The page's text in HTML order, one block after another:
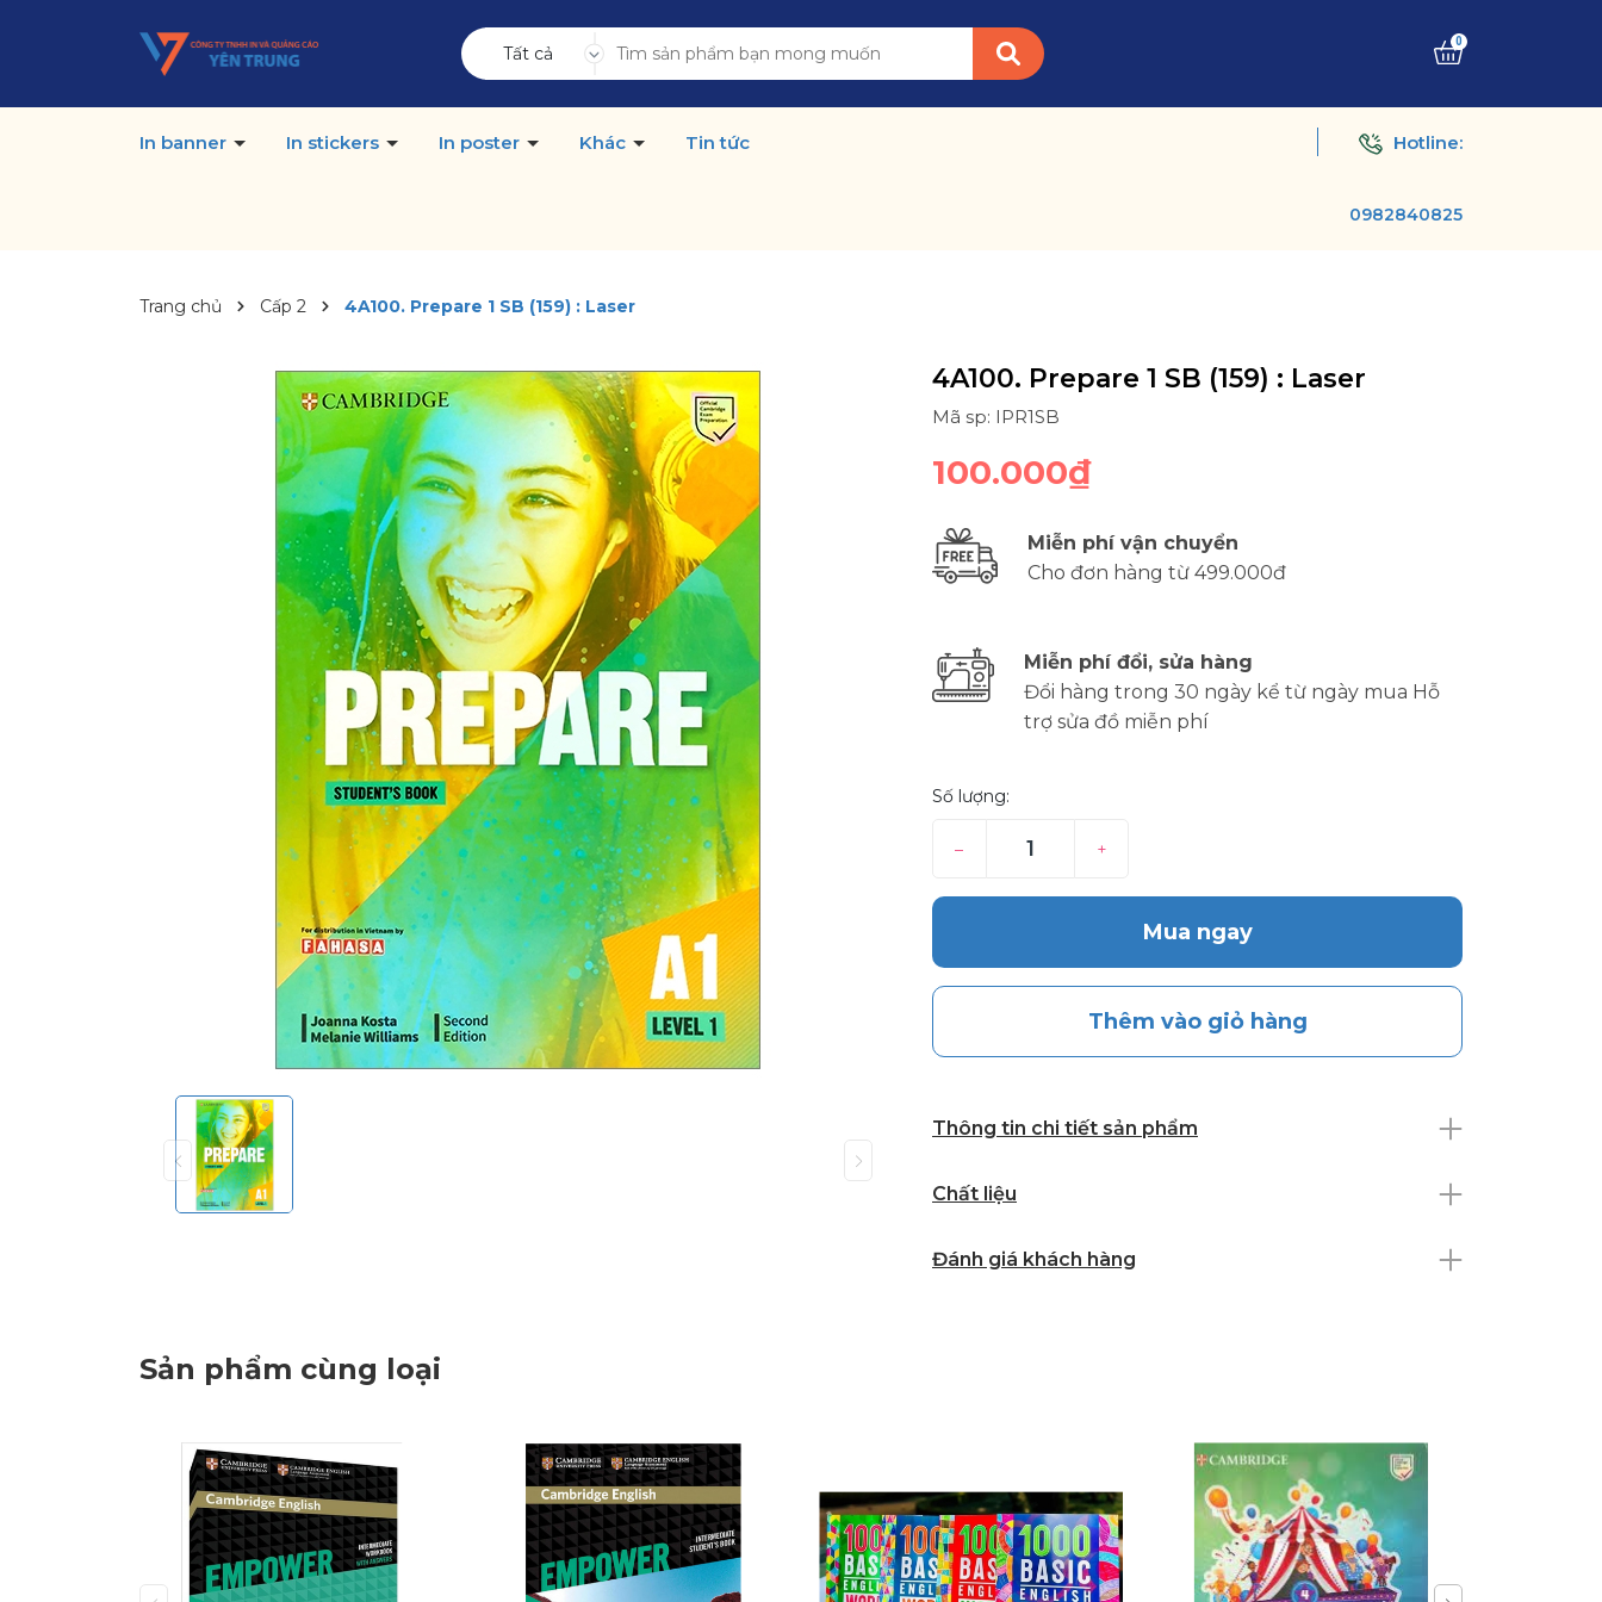
Tất cả
0
In banner In stickers In poster Khác Tin tức Hotline:
0982840825
Trang chủ Cấp 2 4A100. Prepare 1 SB (159) : Laser
4A100. Prepare 1 SB (159) : Laser
Mã sp: IPR1SB
100.000₫
Miễn phí vận chuyển
Cho đơn hàng từ 499.000đ
Miễn phí đổi, sửa hàng
Đổi hàng trong 30 ngày kể từ ngày mua Hỗ
trợ sửa đồ miễn phí
Số lượng:
– +
Mua ngay
Thêm vào giỏ hàng
Thông tin chi tiết sản phẩm
Chất liệu
Đánh giá khách hàng
Sản phẩm cùng loại